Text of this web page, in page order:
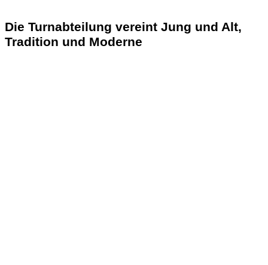
Die Turnabteilung vereint Jung und Alt,
Tradition und Moderne